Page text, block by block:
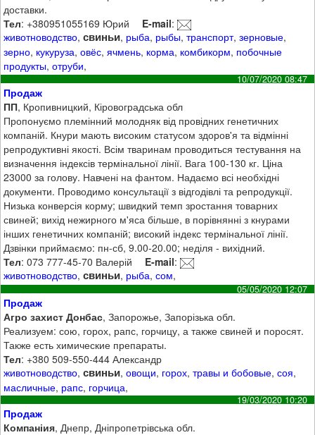
доставки.
Тел: +380951055169 Юрий E-mail:
животноводство,свиньи, рыба, рыбы,транспорт,зерновые,
зерно, кукуруза,овёс,ячмень, корма, комбикорм, побочные
продукты,отруби,
10/07/2020 08:47
Продаж
ПП, Кропивницкий, Кіровоградська обл
Пропонуємо племінний молодняк від провідних генетичних
компаній. Кнури мають високим статусом здоров'я та відмінні
репродуктивні якості. Всім тваринам проводиться тестування на
визначення індексів термінальної лінії. Вага 100-130 кг. Ціна
23000 за голову. Навчені на фантом. Надаємо всі необхідні
документи. Проводимо консультації з відгодівлі та репродукції.
Низька конверсія корму; швидкий темп зростання товарних
свиней; вихід нежирного м'яса більше, в порівнянні з кнурами
інших генетичних компаній; високий індекс термінальної лінії.
Дзвінки приймаємо: пн-сб, 9.00-20.00; неділя - вихідний.
Тел: 073 777-45-70 Валерій E-mail:
животноводство,свиньи, рыба,сом,
05/05/2020 12:07
Продаж
Агро захист Донбас, Запорожье, Запорізька обл.
Реализуем: сою, горох, рапс, горчицу, а также свиней и поросят.
Также есть химические препараты.
Тел: +380 509-550-444 Александр
животноводство,свиньи,овощи, горох,травы и бобовые,соя,
масличные, рапс, горчица,
19/03/2020 10:20
Продаж
Компаніия, Днепр, Дніпропетрівська обл.